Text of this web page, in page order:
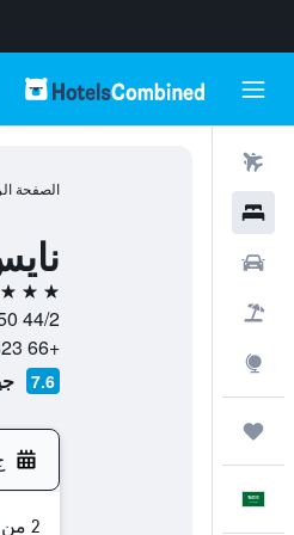
الصفحة
3 نجوم
44/2 Moo 6, Tambon Naklua, 20150, باتايا, محافظة تشونبوري, تايلاند
+66 623 529 969
7.6
ج
2 من الضيوف، غرفة واحدة